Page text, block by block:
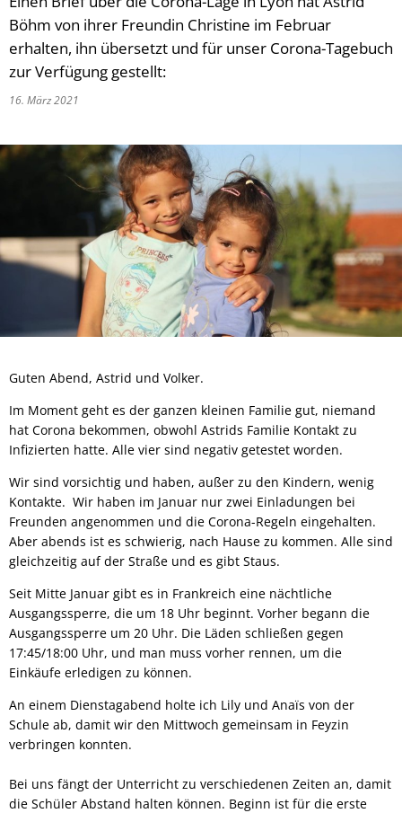
Böhm von ihrer Freundin Christine im Februar
erhalten, ihn übersetzt und für unser Corona-Tagebuch
zur Verfügung gestellt:
16. März 2021
Guten Abend, Astrid und Volker.
Im Moment geht es der ganzen kleinen Familie gut, niemand
hat Corona bekommen, obwohl Astrids Familie Kontakt zu
Infizierten hatte. Alle vier sind negativ getestet worden.
Wir sind vorsichtig und haben, außer zu den Kindern, wenig
Kontakte. Wir haben im Januar nur zwei Einladungen bei
Freunden angenommen und die Corona-Regeln eingehalten.
Aber abends ist es schwierig, nach Hause zu kommen. Alle sind
gleichzeitig auf der Straße und es gibt Staus.
Seit Mitte Januar gibt es in Frankreich eine nächtliche
Ausgangssperre, die um 18 Uhr beginnt. Vorher begann die
Ausgangssperre um 20 Uhr. Die Läden schließen gegen
17:45/18:00 Uhr, und man muss vorher rennen, um die
Einkäufe erledigen zu können.
An einem Dienstagabend holte ich Lily und Anaïs von der
Schule ab, damit wir den Mittwoch gemeinsam in Feyzin
verbringen konnten.
Bei uns fängt der Unterricht zu verschiedenen Zeiten an, damit
die Schüler Abstand halten können. Beginn ist für die erste